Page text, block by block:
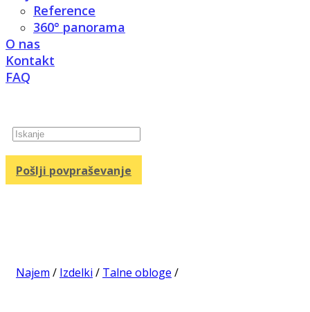
Reference
360° panorama
O nas
Kontakt
FAQ
Products
Pošlji povpraševanje
Najem / Izdelki / Talne obloge /